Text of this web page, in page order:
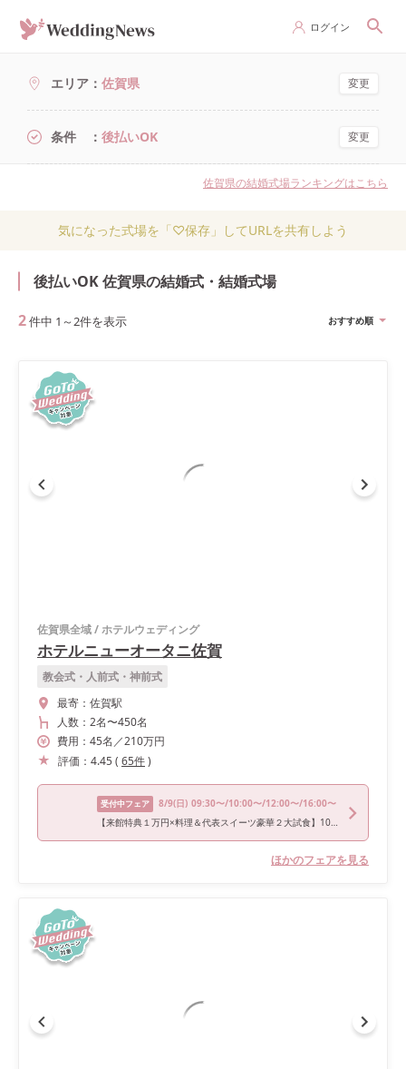
ログイン
エリア 佐賀県 変更
条件 後払いOK 変更
佐賀県の結婚式場ランキングはこちら
気になった式場を「♡保存」してURLを共有しよう
後払いOK 佐賀県の結婚式・結婚式場
2件中 1 ～ 2件を表示 おすすめ順
佐賀県全域/ホテルウェディング
ホテルニューオータニ佐賀
教会式・人前式・神前式
最寄： 佐賀駅
人数： 2名〜450名
費用： 45名 ／210万円
評価： 4.45( 65件)
受付中フェア 8/9(日) 09:30〜/10:00〜/12:00〜/16:00〜
【来館特典１万円×料理＆代表スイーツ豪華２大試食】10大特典
ほかのフェアを見る